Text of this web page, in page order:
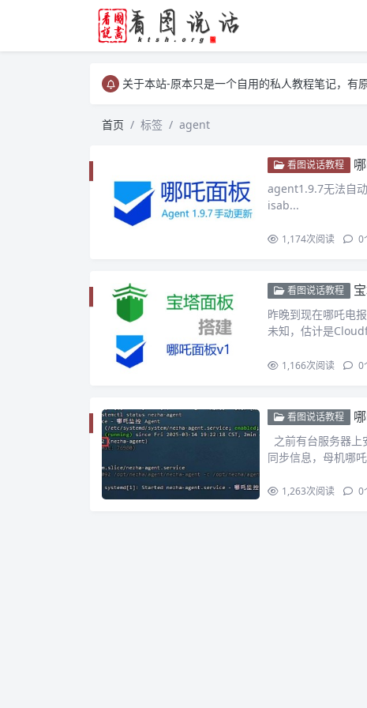
关于本站-原本只是一个自用的私人教程笔记，有
首页
标签 agent
看图说话教程
agent1.9.7无法自
isab...
1,174次阅读 0
看图说话教程
昨晚到现在哪吒电
未知，估计是
1,166次阅读 0
看图说话教程
之前有台服务器
同步信息，母机哪
1,263次阅读 0